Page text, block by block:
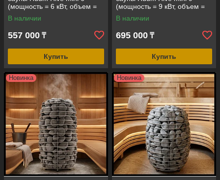
(мощность = 6 кВт, объем =
6-10 м3, под выносной пульт
управления)
В наличии
557 000 ₸
Купить
(мощность = 9 кВт, объем =
9-15 м3, под выносной пульт
управления)
В наличии
695 000 ₸
Купить
Новинка Новинка